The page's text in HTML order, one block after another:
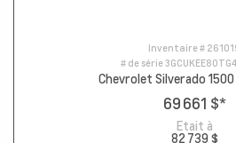
Inventaire #
# de série
Chevrolet Silverado 1500
69 661 $*
Etait à
82 739 $